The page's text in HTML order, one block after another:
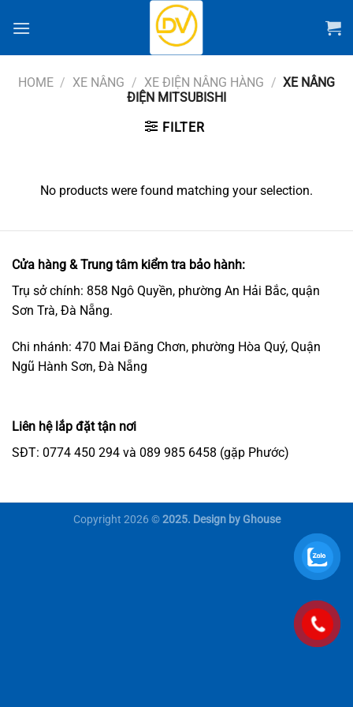
đến
HOME / XE NÂNG / XE ĐIỆN NÂNG HÀNG / XE NÂNG
ĐIỆN MITSUBISHI
FILTER
No products were found matching your selection.
Cửa hàng & Trung tâm kiểm tra bảo hành:
Trụ sở chính: 858 Ngô Quyền, phường An Hải Bắc, quận
Sơn Trà, Đà Nẵng.
Chi nhánh: 470 Mai Đăng Chơn, phường Hòa Quý, Quận
Ngũ Hành Sơn, Đà Nẵng
Liên hệ lắp đặt tận nơi
SĐT: 0774 450 294 và 089 985 6458 (gặp Phước)
Copyright 2026 ©2025. Design by Ghouse